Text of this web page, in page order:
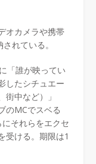
オカメラや携帯
れている。
「誰が映ってい
したシチュエー
中など）」
のMCでスベる
それらをエクセ
受ける。期限は1